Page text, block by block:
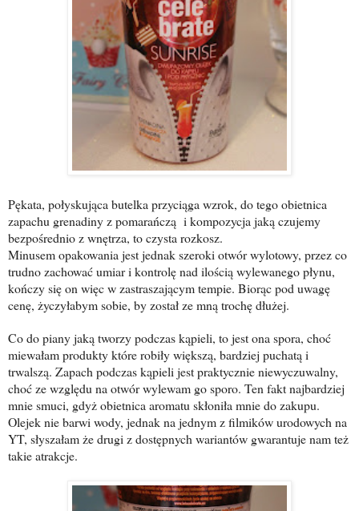
Pękata, połyskująca butelka przyciąga wzrok, do tego obietnica
zapachu grenadiny z pomarańczą i kompozycja jaką czujemy
bezpośrednio z wnętrza, to czysta rozkosz.
Minusem opakowania jest jednak szeroki otwór wylotowy, przez co
trudno zachować umiar i kontrolę nad ilością wylewanego płynu,
kończy się on więc w zastraszającym tempie. Biorąc pod uwagę
cenę, życzyłabym sobie, by został ze mną trochę dłużej.
Co do piany jaką tworzy podczas kąpieli, to jest ona spora, choć
miewałam produkty które robiły większą, bardziej puchatą i
trwalszą. Zapach podczas kąpieli jest praktycznie niewyczuwalny,
choć ze względu na otwór wylewam go sporo. Ten fakt najbardziej
mnie smuci, gdyż obietnica aromatu skłoniła mnie do zakupu.
Olejek nie barwi wody, jednak na jednym z filmików urodowych na
YT, słyszałam że drugi z dostępnych wariantów gwarantuje nam też
takie atrakcje.